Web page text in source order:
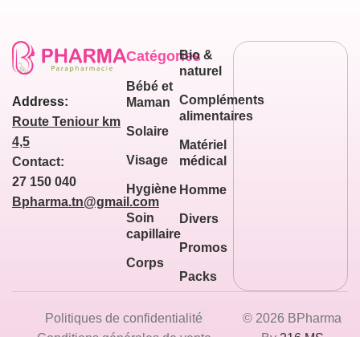
Address:
Route Teniour km
4,5
Contact:
27 150 040
Bpharma.tn@gmail.com
Catégories
Bébé et
Maman
Solaire
Visage
Hygiène
Soin
capillaire
Corps
Bio &
naturel
Compléments
alimentaires
Matériel
médical
Homme
Divers
Promos
Packs
© 2026 BPharma
Politiques de confidentialité